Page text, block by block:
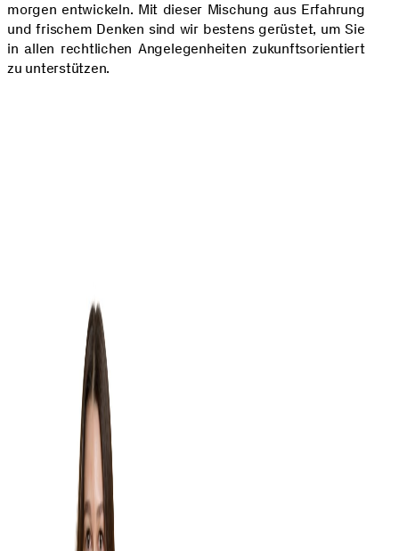
morgen entwickeln. Mit dieser Mischung aus Erfahrung
und frischem Denken sind wir bestens gerüstet, um Sie
in allen rechtlichen Angelegenheiten zukunftsorientiert
zu unterstützen.